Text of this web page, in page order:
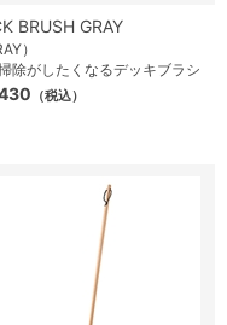
BRUSH GRAY
）
除がしたくなるデッキブラシ
（税込）